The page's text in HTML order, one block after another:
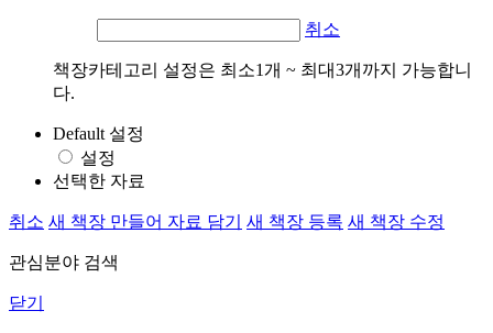
취소
책장카테고리 설정은 최소1개 ~ 최대3개까지 가능합니
다.
Default 설정
설정
선택한 자료
취소 새 책장 만들어 자료 담기 새 책장 등록 새 책장 수정
관심분야 검색
닫기